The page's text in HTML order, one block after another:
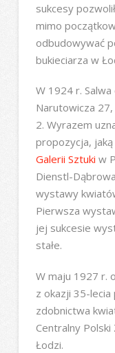
sukcesy
mimo
odbudowywać
bukieciarza w
W 1924 r.
Narutowicza
2. Wyrazem
propozycja, jaką
Galerii Sztuki w
Dienstl-
wystawy
Pierwsza
jej sukcesie
stałe.
W maju 1927 r.
z okazji 35-lecia
zdobnictwa
Centralny
Łodzi.